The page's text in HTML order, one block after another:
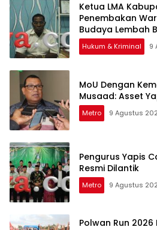
Ketua LMA
Penembakan
Budaya Lembah
Hukum & Kriminal 9
MoU Dengan
Musaad: Asset
Metro 9 Agustus
Pengurus Yapis
Resmi Dilantik
Metro 9 Agustus
Polwan Run 2026